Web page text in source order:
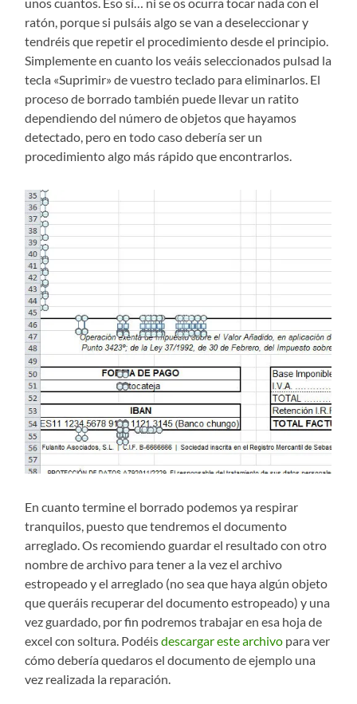
ratón, porque si pulsáis algo se van a deseleccionar y
tendréis que repetir el procedimiento desde el principio.
Simplemente en cuanto los veáis seleccionados pulsad la
tecla «Suprimir» de vuestro teclado para eliminarlos. El
proceso de borrado también puede llevar un ratito
dependiendo del número de objetos que hayamos
detectado, pero en todo caso debería ser un
procedimiento algo más rápido que encontrarlos.
En cuanto termine el borrado podemos ya respirar
tranquilos, puesto que tendremos el documento
arreglado. Os recomiendo guardar el resultado con otro
nombre de archivo para tener a la vez el archivo
estropeado y el arreglado (no sea que haya algún objeto
que queráis recuperar del documento estropeado) y una
vez guardado, por fin podremos trabajar en esa hoja de
excel con soltura. Podéisdescargar este archivo para ver
cómo debería quedaros el documento de ejemplo una
vez realizada la reparación.